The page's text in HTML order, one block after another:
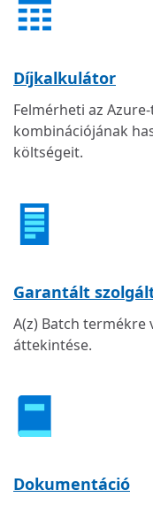
Díjkalkulátor
Felmérheti az
kombinációjának
költségeit.
Garantált
A(z) Batch
áttekintése.
Dokumentáció